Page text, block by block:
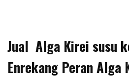
Jual Alga Kirei susu
Enrekang Peran Alga